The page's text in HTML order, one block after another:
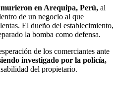
en Arequipa, Perú, al
de un negocio al que
El dueño del establecimiento,
la bomba como defensa.
de los comerciantes ante
investigado por la policía,
del propietario.